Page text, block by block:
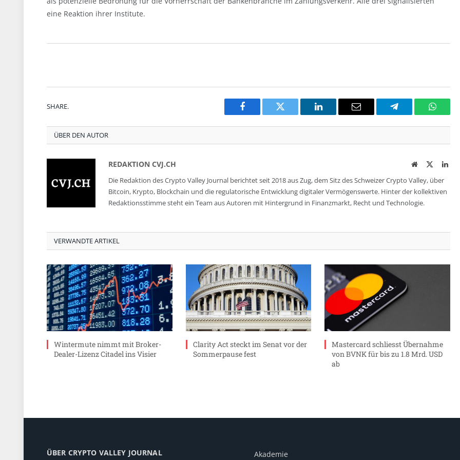
eine Reaktion ihrer Institute.
SHARE.
Facebook Twitter LinkedIn Email Telegram
ÜBER DEN AUTOR
REDAKTION CVJ.CH WebsiteTwitter
Die Redaktion des Crypto Valley Journal berichtet seit 2018 aus Zug, dem Sitz des Schweizer Crypto Valley, über
Bitcoin, Krypto, Blockchain und die regulatorische Entwicklung digitaler Vermögenswerte. Hinter der kollektiven
Redaktionsstimme steht ein Team aus Autoren mit Hintergrund in Finanzmarkt, Recht und Technologie.
VERWANDTE ARTIKEL
Wintermute nimmt mit Broker-
Dealer-Lizenz Citadel ins Visier
Clarity Act steckt im Senat vor der
Sommerpause fest
Mastercard schliesst Übernahme
von BVNK für bis zu 1.8 Mrd. USD
ab
ÜBER CRYPTO VALLEY JOURNAL Akademie